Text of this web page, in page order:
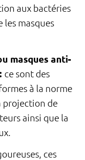
aux bactéries
les masques
masques anti-
ce sont des
à la norme
projection de
ainsi que la
ces